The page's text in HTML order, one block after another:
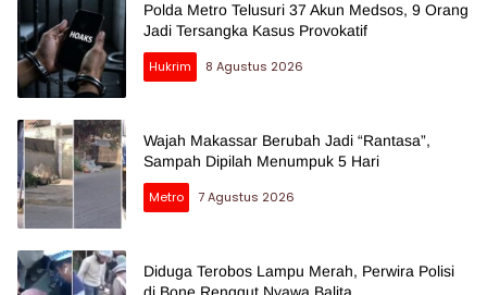
Polda Metro Telusuri 37 Akun Medsos, 9 Orang
Jadi Tersangka Kasus Provokatif
Hukrim 8 Agustus 2026
Wajah Makassar Berubah Jadi “Rantasa”,
Sampah Dipilah Menumpuk 5 Hari
Metro 7 Agustus 2026
Diduga Terobos Lampu Merah, Perwira Polisi